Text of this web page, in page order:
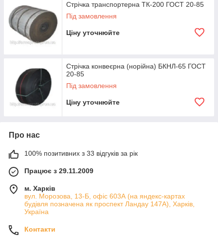
Стрічка транспортерна ТК-200 ГОСТ 20-85
Під замовлення
Ціну уточнюйте
Стрічка конвеєрна (норійна) БКНЛ-65 ГОСТ
20-85
Під замовлення
Ціну уточнюйте
Про нас
100% позитивних з 33 відгуків за рік
Працює з 29.11.2009
м. Харків
вул. Морозова, 13-Б, офіс 603А (на яндекс-картах
будівля позначена як проспект Ландау 147А), Харків,
Україна
Контакти